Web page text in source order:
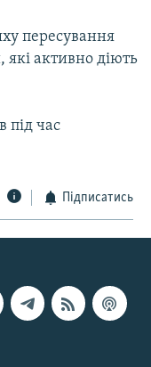
пересування
які активно діють
під час
Підписатись